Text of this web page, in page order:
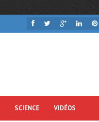
SCIENCE VIDÉOS